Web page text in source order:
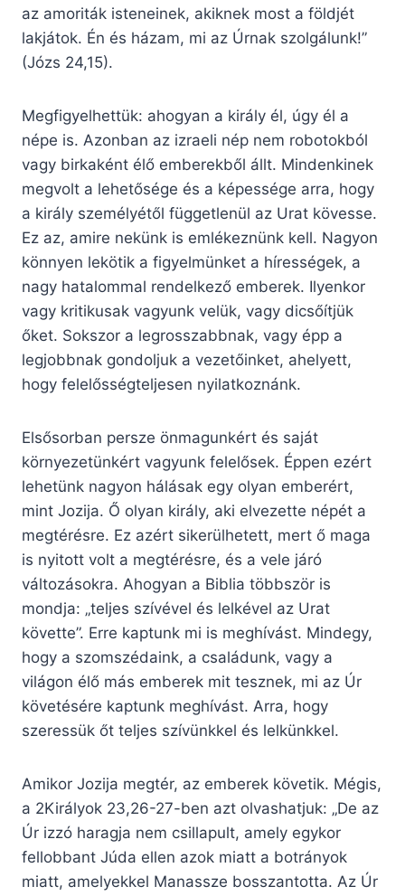
az amoriták isteneinek, akiknek most a földjét
lakjátok. Én és házam, mi az Úrnak szolgálunk!”
(Józs 24,15).
Megfigyelhettük: ahogyan a király él, úgy él a
népe is. Azonban az izraeli nép nem robotokból
vagy birkaként élő emberekből állt. Mindenkinek
megvolt a lehetősége és a képessége arra, hogy
a király személyétől függetlenül az Urat kövesse.
Ez az, amire nekünk is emlékeznünk kell. Nagyon
könnyen lekötik a figyelmünket a hírességek, a
nagy hatalommal rendelkező emberek. Ilyenkor
vagy kritikusak vagyunk velük, vagy dicsőítjük
őket. Sokszor a legrosszabbnak, vagy épp a
legjobbnak gondoljuk a vezetőinket, ahelyett,
hogy felelősségteljesen nyilatkoznánk.
Elsősorban persze önmagunkért és saját
környezetünkért vagyunk felelősek. Éppen ezért
lehetünk nagyon hálásak egy olyan emberért,
mint Jozija. Ő olyan király, aki elvezette népét a
megtérésre. Ez azért sikerülhetett, mert ő maga
is nyitott volt a megtérésre, és a vele járó
változásokra. Ahogyan a Biblia többször is
mondja: „teljes szívével és lelkével az Urat
követte”. Erre kaptunk mi is meghívást. Mindegy,
hogy a szomszédaink, a családunk, vagy a
világon élő más emberek mit tesznek, mi az Úr
követésére kaptunk meghívást. Arra, hogy
szeressük őt teljes szívünkkel és lelkünkkel.
Amikor Jozija megtér, az emberek követik. Mégis,
a 2Királyok 23,26-27-ben azt olvashatjuk: „De az
Úr izzó haragja nem csillapult, amely egykor
fellobbant Júda ellen azok miatt a botrányok
miatt, amelyekkel Manassze bosszantotta. Az Úr